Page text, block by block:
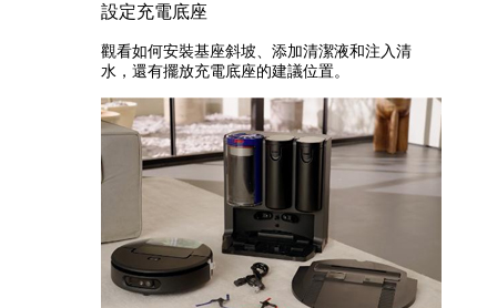
設定充電底座
觀看如何安裝基座斜坡、添加清潔液和注入清
水，還有擺放充電底座的建議位置。